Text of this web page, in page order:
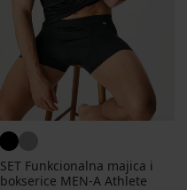
SET Funkcionalna majica i
bokserice MEN-A Athlete